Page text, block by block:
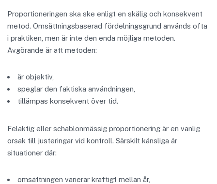
Proportioneringen ska ske enligt en skälig och konsekvent
metod. Omsättningsbaserad fördelningsgrund används ofta
i praktiken, men är inte den enda möjliga metoden.
Avgörande är att metoden:
är objektiv,
speglar den faktiska användningen,
tillämpas konsekvent över tid.
Felaktig eller schablonmässig proportionering är en vanlig
orsak till justeringar vid kontroll. Särskilt känsliga är
situationer där:
omsättningen varierar kraftigt mellan år,